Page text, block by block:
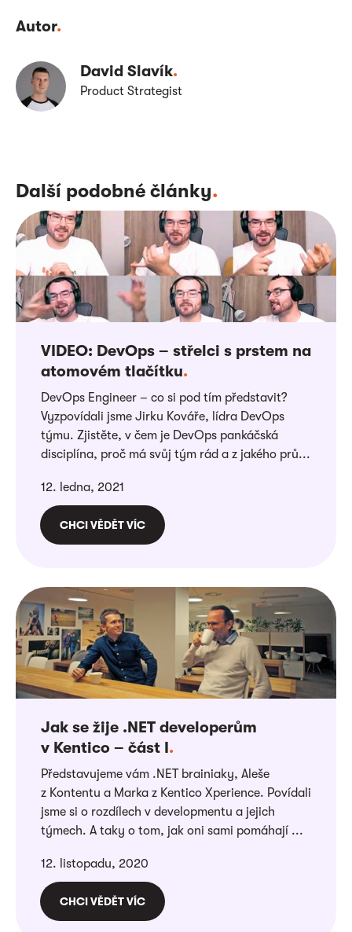
Autor.
David Slavík.
Product Strategist
Další podobné články.
VIDEO: DevOps – střelci s prstem na
atomovém tlačítku.
DevOps Engineer – co si pod tím představit?
Vyzpovídali jsme Jirku Kováře, lídra DevOps
týmu. Zjistěte, v čem je DevOps pankáčská
disciplína, proč má svůj tým rád a z jakého prů...
12. ledna, 2021
CHCI VĚDĚT VÍC
Jak se žije .NET developerům
v Kentico – část I.
Představujeme vám .NET brainiaky, Aleše
z Kontentu a Marka z Kentico Xperience. Povídali
jsme si o rozdílech v developmentu a jejich
týmech. A taky o tom, jak oni sami pomáhají ...
12. listopadu, 2020
CHCI VĚDĚT VÍC